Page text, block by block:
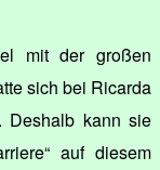
mit der großen
sich bei Ricarda
Deshalb kann sie
auf diesem